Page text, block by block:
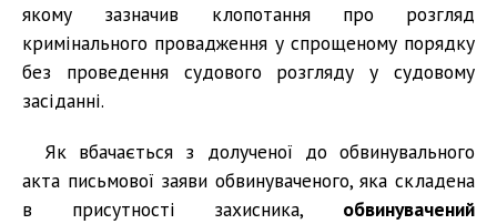
якому зазначив клопотання про розгляд
кримінального провадження у спрощеному порядку
без проведення судового розгляду у судовому
засіданні.
Як вбачається з долученої до обвинувального
акта письмової заяви обвинуваченого, яка складена
в присутності захисника, обвинувачений